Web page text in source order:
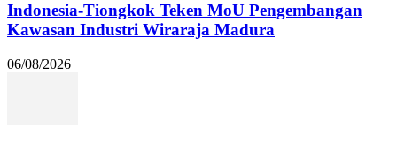
Indonesia-Tiongkok Teken MoU Pengembangan
Kawasan Industri Wiraraja Madura
06/08/2026